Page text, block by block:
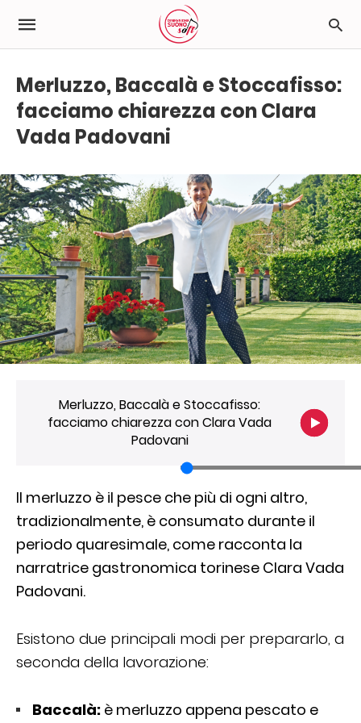
Merluzzo, Baccalà e Stoccafisso:
facciamo chiarezza con Clara
Vada Padovani
Merluzzo, Baccalà e Stoccafisso:
facciamo chiarezza con Clara Vada
Padovani
Il merluzzo è il pesce che più di ogni altro,
tradizionalmente, è consumato durante il
periodo quaresimale, come racconta la
narratrice gastronomica torinese Clara Vada
Padovani.
Esistono due principali modi per prepararlo, a
seconda della lavorazione:
Baccalà: è merluzzo appena pescato e